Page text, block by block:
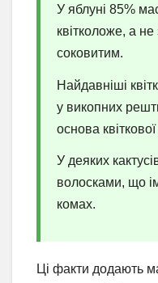
У яблуні 85%
квітколоже, а
соковитим.
Найдавніші
у викопних
основа
У деяких
волосками, що
комах.
Ці факти додають